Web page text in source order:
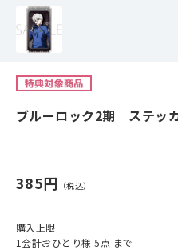
ブルーロック2期 ステッ
385円
購入上限
1会計おひとり様 5点 まで